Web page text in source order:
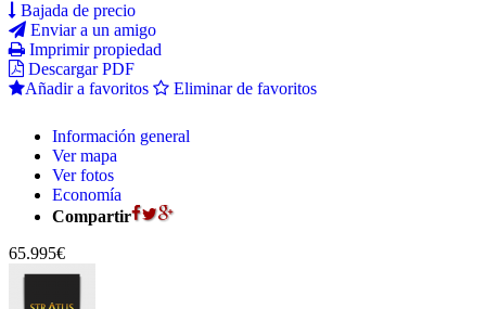
Bajada de precio
Enviar a un amigo
Imprimir propiedad
Descargar PDF
Añadir a favoritos
Eliminar de favoritos
Información general
Ver mapa
Ver fotos
Economía
Compartir
65.995€